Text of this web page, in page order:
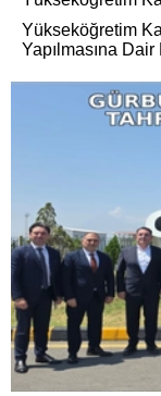
Yükseköğretim
Yapılmasına